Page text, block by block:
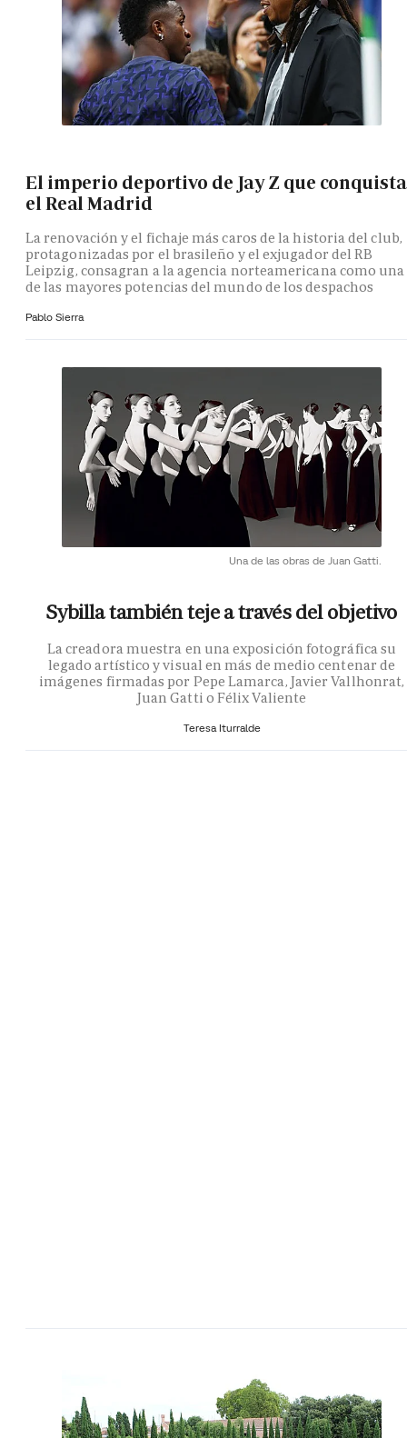
El imperio deportivo de Jay Z que conquista
el Real Madrid
La renovación y el fichaje más caros de la historia del club,
protagonizadas por el brasileño y el exjugador del RB
Leipzig, consagran a la agencia norteamericana como una
de las mayores potencias del mundo de los despachos
Pablo Sierra
Una de las obras de Juan Gatti.
Sybilla también teje a través del objetivo
La creadora muestra en una exposición fotográfica su
legado artístico y visual en más de medio centenar de
imágenes firmadas por Pepe Lamarca, Javier Vallhonrat,
Juan Gatti o Félix Valiente
Teresa Iturralde